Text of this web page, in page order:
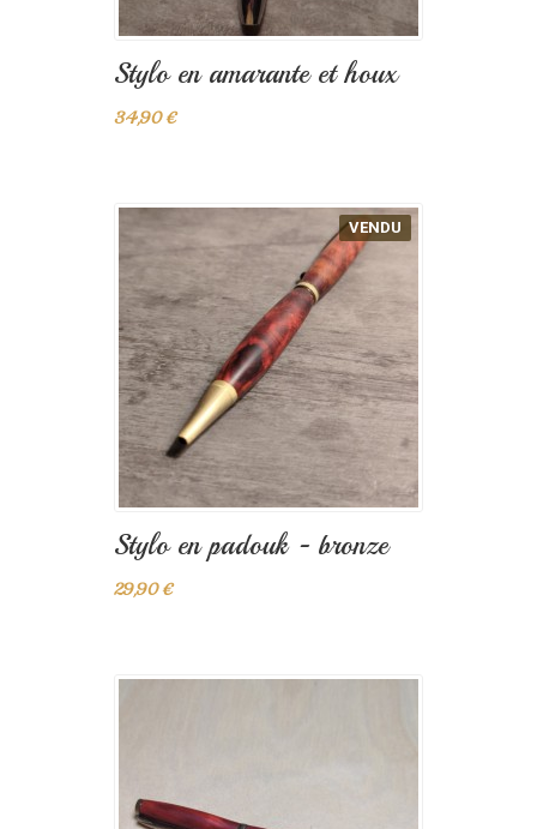
Stylo en amarante et houx
34,90 €
Stylo en padouk - bronze
29,90 €
VENDU